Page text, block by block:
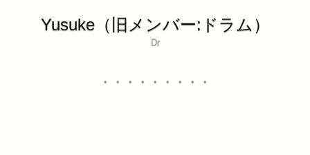
Yusuke（旧メンバー:ドラム）
Dr
・・・・・・・・・